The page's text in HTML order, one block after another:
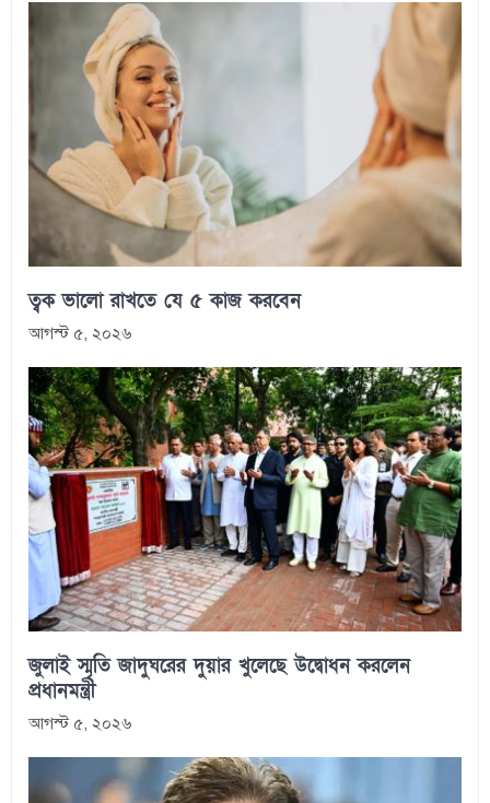
ত্বক ভালো রাখতে যে ৫ কাজ করবেন
আগস্ট ৫, ২০২৬
জুলাই স্মৃতি জাদুঘরের দুয়ার খুলেছে উদ্বোধন করলেন
প্রধানমন্ত্রী
আগস্ট ৫, ২০২৬